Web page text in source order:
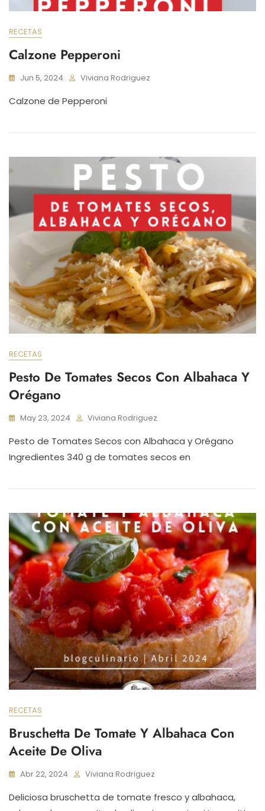
RECETAS
Calzone Pepperoni
Jun 5, 2024 Viviana Rodriguez
Calzone de Pepperoni
RECETAS
Pesto De Tomates Secos Con Albahaca Y
Orégano
May 23, 2024 Viviana Rodriguez
Pesto de Tomates Secos con Albahaca y Orégano
Ingredientes 340 g de tomates secos en
RECETAS
Bruschetta De Tomate Y Albahaca Con
Aceite De Oliva
Abr 22, 2024 Viviana Rodriguez
Deliciosa bruschetta de tomate fresco y albahaca,